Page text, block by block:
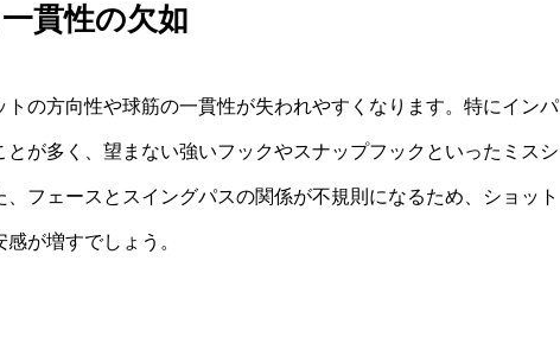
貫性の欠如
の方向性や球筋の一貫性が失われやすくなります。特にインパ
が多く、望まない強いフックやスナップフックといったミスシ
フェースとスイングパスの関係が不規則になるため、ショット
が増すでしょう。